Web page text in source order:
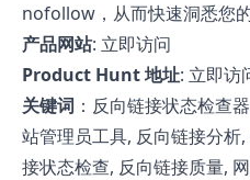
nofollow，从而快速洞悉您的
产品网站: 立即访问
Product Hunt 地址: 立即访
关键词 ：反向链接状态检查
站管理员工具, 反向链接分析
接状态检查, 反向链接质量,